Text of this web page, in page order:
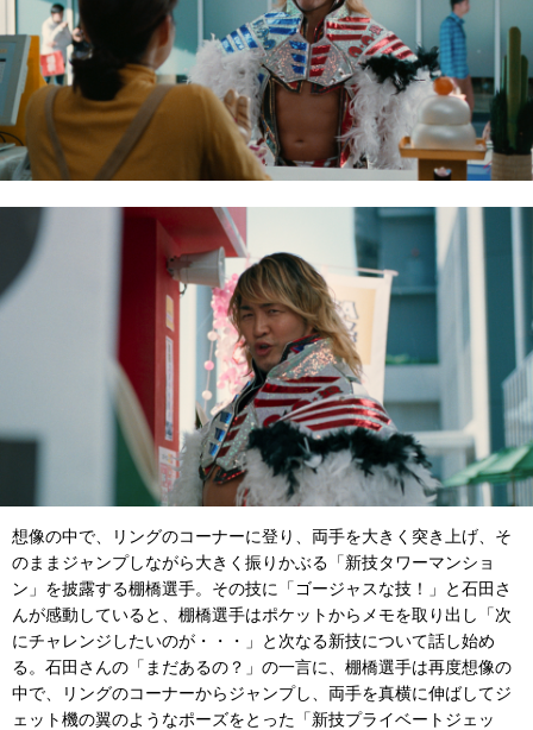
想像の中で、リングのコーナーに登り、両手を大きく突き上げ、そ
のままジャンプしながら大きく振りかぶる「新技タワーマンショ
ン」を披露する棚橋選手。その技に「ゴージャスな技！」と石田さ
んが感動していると、棚橋選手はポケットからメモを取り出し「次
にチャレンジしたいのが・・・」と次なる新技について話し始め
る。石田さんの「まだあるの？」の一言に、棚橋選手は再度想像の
中で、リングのコーナーからジャンプし、両手を真横に伸ばしてジ
ェット機の翼のようなポーズをとった「新技プライベートジェッ